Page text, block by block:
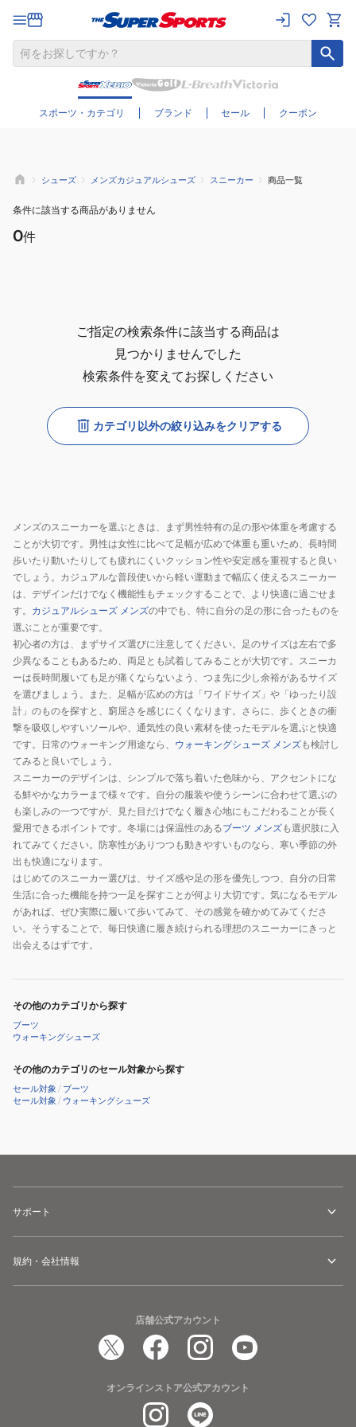
スポーツ・カテゴリ ブランド セール クーポン
さらに絞り込む
シューズ メンズカジュアルシューズ スニーカー 商品一覧
条件に該当する商品がありません
0件
ご指定の検索条件に該当する商品は
見つかりませんでした
検索条件を変えてお探しください
カテゴリ以外の絞り込みをクリアする
メンズのスニーカーを選ぶときは、まず男性特有の足の形や体重を考慮する
ことが大切です。男性は女性に比べて足幅が広めで体重も重いため、長時間
歩いたり動いたりしても疲れにくいクッション性や安定感を重視すると良い
でしょう。カジュアルな普段使いから軽い運動まで幅広く使えるスニーカー
は、デザインだけでなく機能性もチェックすることで、より快適に過ごせま
す。 カジュアルシューズ メンズの中でも、特に自分の足の形に合ったものを
選ぶことが重要です。
初心者の方は、まずサイズ選びに注意してください。足のサイズは左右で多
少異なることもあるため、両足とも試着してみることが大切です。スニーカ
ーは長時間履いても足が痛くならないよう、つま先に少し余裕があるサイズ
を選びましょう。また、足幅が広めの方は「ワイドサイズ」や「ゆったり設
計」のものを探すと、窮屈さを感じにくくなります。さらに、歩くときの衝
撃を吸収しやすいソールや、通気性の良い素材を使ったモデルを選ぶと快適
です。日常のウォーキング用途なら、 ウォーキングシューズ メンズも検討し
てみると良いでしょう。
スニーカーのデザインは、シンプルで落ち着いた色味から、アクセントにな
る鮮やかなカラーまで様々です。自分の服装や使うシーンに合わせて選ぶの
も楽しみの一つですが、見た目だけでなく履き心地にもこだわることが長く
愛用できるポイントです。冬場には保温性のあるブーツ メンズも選択肢に入
れてみてください。防寒性がありつつも動きやすいものなら、寒い季節の外
出も快適になります。
はじめてのスニーカー選びは、サイズ感や足の形を優先しつつ、自分の日常
生活に合った機能を持つ一足を探すことが何より大切です。気になるモデル
があれば、ぜひ実際に履いて歩いてみて、その感覚を確かめてみてくださ
い。そうすることで、毎日快適に履き続けられる理想のスニーカーにきっと
出会えるはずです。
その他のカテゴリから探す
ブーツ
ウォーキングシューズ
その他のカテゴリのセール対象から探す
セール対象 / ブーツ
セール対象 / ウォーキングシューズ
サポート
規約・会社情報
店舗公式アカウント
オンラインストア公式アカウント